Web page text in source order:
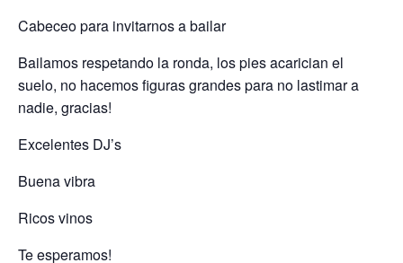
Cabeceo para invitarnos a bailar
Bailamos respetando la ronda, los pies acarician el
suelo, no hacemos figuras grandes para no lastimar a
nadie, gracias!
Excelentes DJ’s
Buena vibra
Ricos vinos
Te esperamos!